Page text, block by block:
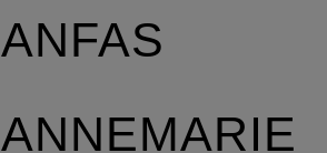
ANFAS
ANNEMARIE